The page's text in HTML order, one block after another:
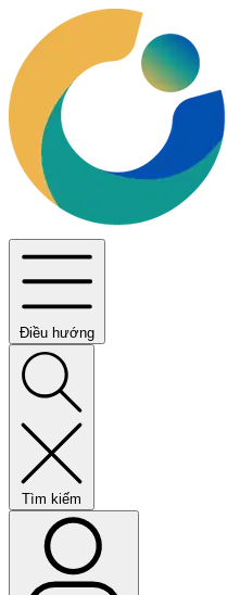
Điều hướng
Tìm kiếm